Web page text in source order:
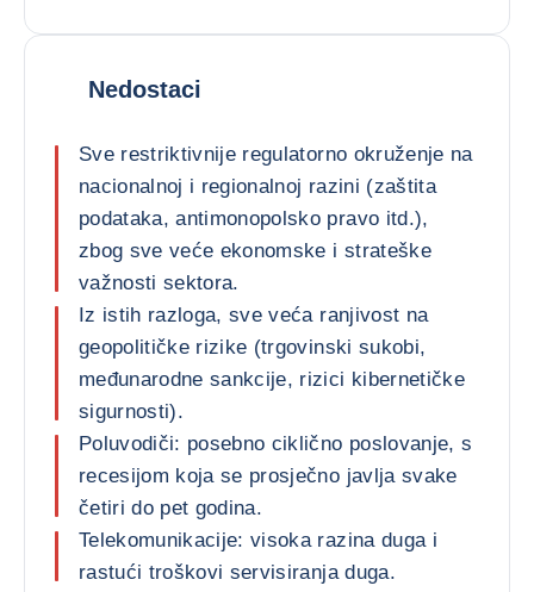
Nedostaci
Sve restriktivnije regulatorno okruženje na
nacionalnoj i regionalnoj razini (zaštita
podataka, antimonopolsko pravo itd.),
zbog sve veće ekonomske i strateške
važnosti sektora.
Iz istih razloga, sve veća ranjivost na
geopolitičke rizike (trgovinski sukobi,
međunarodne sankcije, rizici kibernetičke
sigurnosti).
Poluvodiči: posebno ciklično poslovanje, s
recesijom koja se prosječno javlja svake
četiri do pet godina.
Telekomunikacije: visoka razina duga i
rastući troškovi servisiranja duga.